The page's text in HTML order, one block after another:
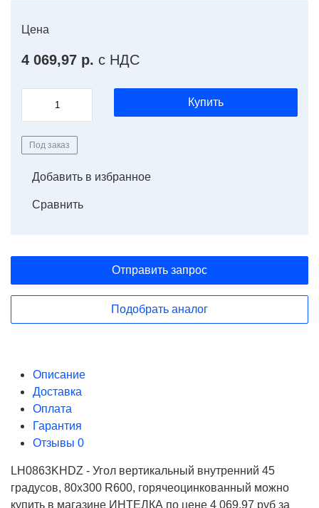
Цена
4 069,97 р. с НДС
Купить
Под заказ
Добавить в избранное
Сравнить
Отправить запрос
Подобрать аналог
Описание
Доставка
Оплата
Гарантия
Отзывы 0
LH0863KHDZ - Угол вертикальный внутренний 45
градусов, 80х300 R600, горячеоцинкованный можно
купить в магазине ИНТЕЛКА по цене 4 069,97 руб за